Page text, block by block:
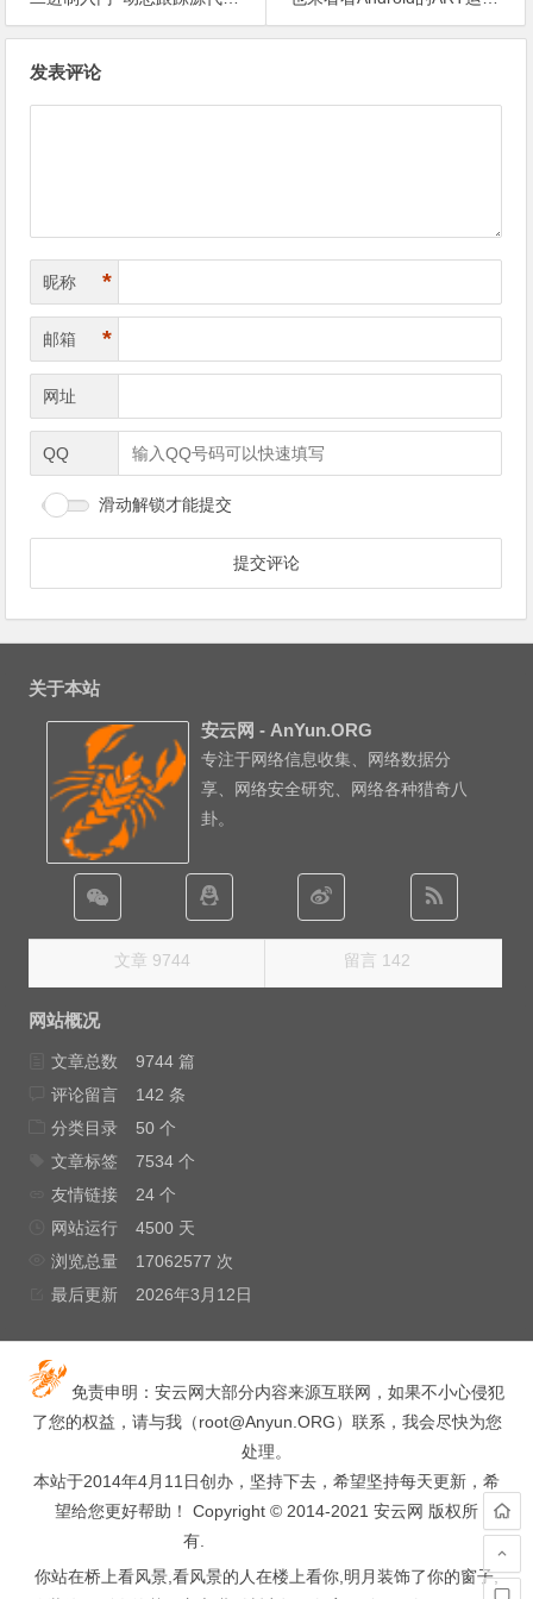
发表评论
昵称 *
邮箱 *
网址
QQ
滑动解锁才能提交
关于本站
安云网 - AnYun.ORG
专注于网络信息收集、网络数据分
享、网络安全研究、网络各种猎奇八
卦。
文章 9744 留言 142
网站概况
文章总数
9744 篇
评论留言
142 条
分类目录
50 个
文章标签
7534 个
友情链接
24 个
网站运行
4500 天
浏览总量
17062577 次
最后更新
2026年3月12日
免责申明：安云网大部分内容来源互联网，如果不小心侵犯
了您的权益，请与我（root@Anyun.ORG）联系，我会尽快为您
处理。
本站于2014年4月11日创办，坚持下去，希望坚持每天更新，希
望给您更好帮助！ Copyright © 2014-2021 安云网 版权所
有.
你站在桥上看风景,看风景的人在楼上看你,明月装饰了你的窗子,